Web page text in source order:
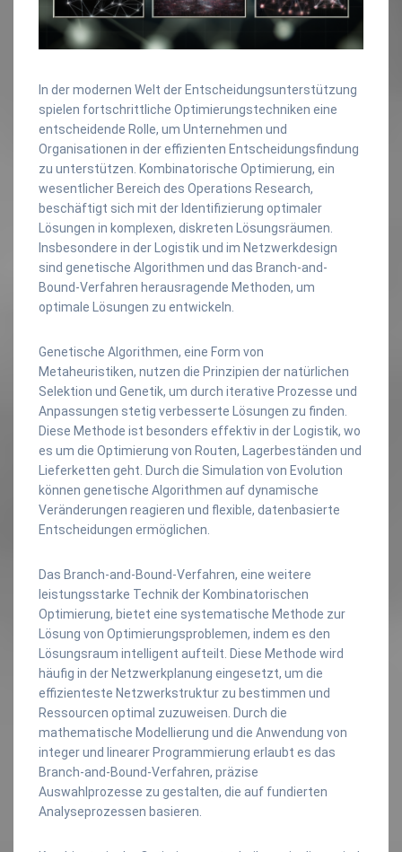
In der modernen Welt der Entscheidungsunterstützung
spielen fortschrittliche Optimierungstechniken eine
entscheidende Rolle, um Unternehmen und
Organisationen in der effizienten Entscheidungsfindung
zu unterstützen. Kombinatorische Optimierung, ein
wesentlicher Bereich des Operations Research,
beschäftigt sich mit der Identifizierung optimaler
Lösungen in komplexen, diskreten Lösungsräumen.
Insbesondere in der Logistik und im Netzwerkdesign
sind genetische Algorithmen und das Branch-and-
Bound-Verfahren herausragende Methoden, um
optimale Lösungen zu entwickeln.
Genetische Algorithmen, eine Form von
Metaheuristiken, nutzen die Prinzipien der natürlichen
Selektion und Genetik, um durch iterative Prozesse und
Anpassungen stetig verbesserte Lösungen zu finden.
Diese Methode ist besonders effektiv in der Logistik, wo
es um die Optimierung von Routen, Lagerbeständen und
Lieferketten geht. Durch die Simulation von Evolution
können genetische Algorithmen auf dynamische
Veränderungen reagieren und flexible, datenbasierte
Entscheidungen ermöglichen.
Das Branch-and-Bound-Verfahren, eine weitere
leistungsstarke Technik der Kombinatorischen
Optimierung, bietet eine systematische Methode zur
Lösung von Optimierungsproblemen, indem es den
Lösungsraum intelligent aufteilt. Diese Methode wird
häufig in der Netzwerkplanung eingesetzt, um die
effizienteste Netzwerkstruktur zu bestimmen und
Ressourcen optimal zuzuweisen. Durch die
mathematische Modellierung und die Anwendung von
integer und linearer Programmierung erlaubt es das
Branch-and-Bound-Verfahren, präzise
Auswahlprozesse zu gestalten, die auf fundierten
Analyseprozessen basieren.